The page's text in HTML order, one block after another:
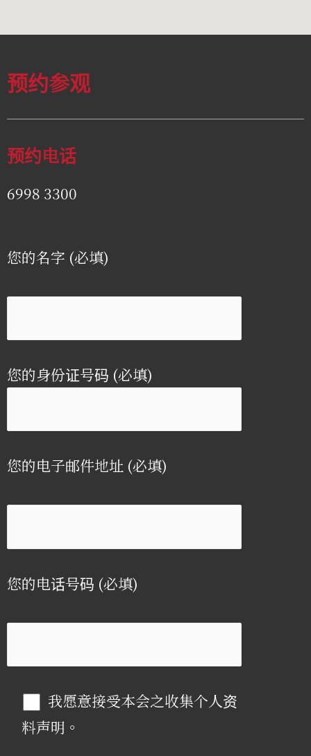
预约参观
预约电话
6998 3300
您的名字 (必填)
您的身份证号码 (必填)
您的电子邮件地址 (必填)
您的电话号码 (必填)
我愿意接受本会之收集个人资
料声明。